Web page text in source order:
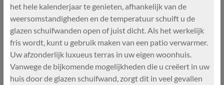
het hele kalenderjaar te genieten, afhankelijk van de
weersomstandigheden en de temperatuur schuift u de
glazen schuifwanden open of juist dicht. Als het werkelijk
fris wordt, kunt u gebruik maken van een patio verwarmer.
Uw afzonderlijk luxueus terras in uw eigen woonhuis.
Vanwege de bijkomende mogelijkheden die u creëert in uw
huis door de glazen schuifwand, zorgt dit in veel gevallen